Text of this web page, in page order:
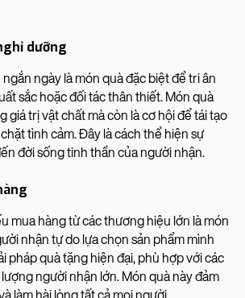
dưỡng
ngày là món quà đặc biệt để tri ân
sắc hoặc đối tác thân thiết. Món quà
giá trị vật chất mà còn là cơ hội để tái tạo
tình cảm. Đây là cách thể hiện sự
đời sống tinh thần của người nhận.
mua hàng từ các thương hiệu lớn là món
nhận tự do lựa chọn sản phẩm mình
pháp quà tặng hiện đại, phù hợp với các
người nhận lớn. Món quà này đảm